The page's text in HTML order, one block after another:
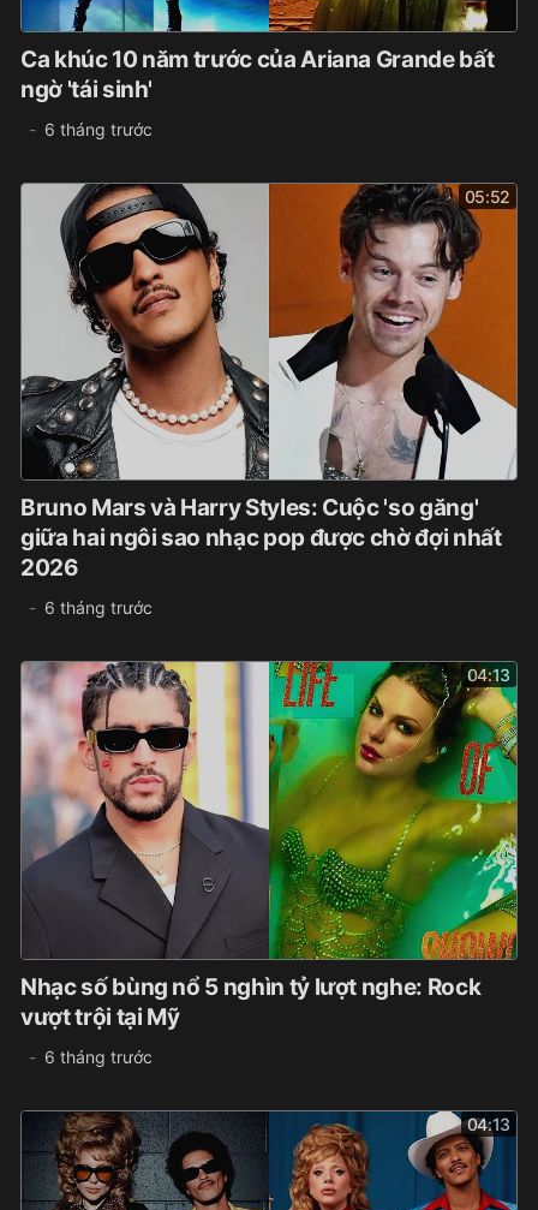
Ca khúc 10 năm trước của Ariana Grande bất
ngờ 'tái sinh'
6 tháng trước
05:52
Bruno Mars và Harry Styles: Cuộc 'so găng'
giữa hai ngôi sao nhạc pop được chờ đợi nhất
2026
6 tháng trước
04:13
Nhạc số bùng nổ 5 nghìn tỷ lượt nghe: Rock
vượt trội tại Mỹ
6 tháng trước
04:13